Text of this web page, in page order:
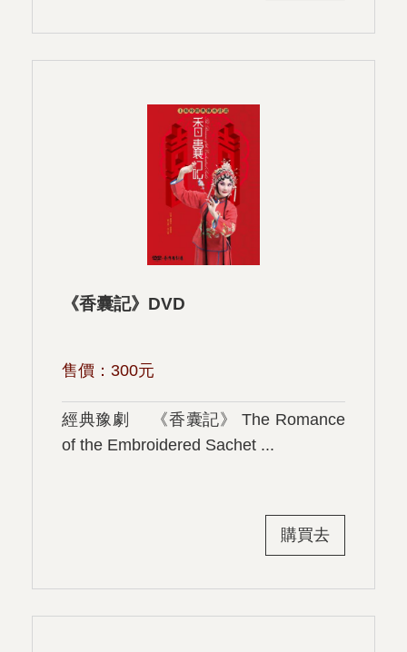
《香囊記》DVD
售價： 300元
經典豫劇 《香囊記》 The Romance
of the Embroidered Sachet ...
購買去